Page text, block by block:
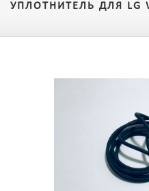
УПЛОТНИТЕЛЬ ДЛЯ LG